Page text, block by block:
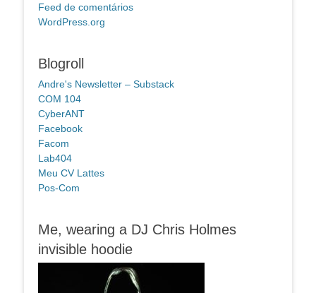
Feed de comentários
WordPress.org
Blogroll
Andre's Newsletter – Substack
COM 104
CyberANT
Facebook
Facom
Lab404
Meu CV Lattes
Pos-Com
Me, wearing a DJ Chris Holmes
invisible hoodie